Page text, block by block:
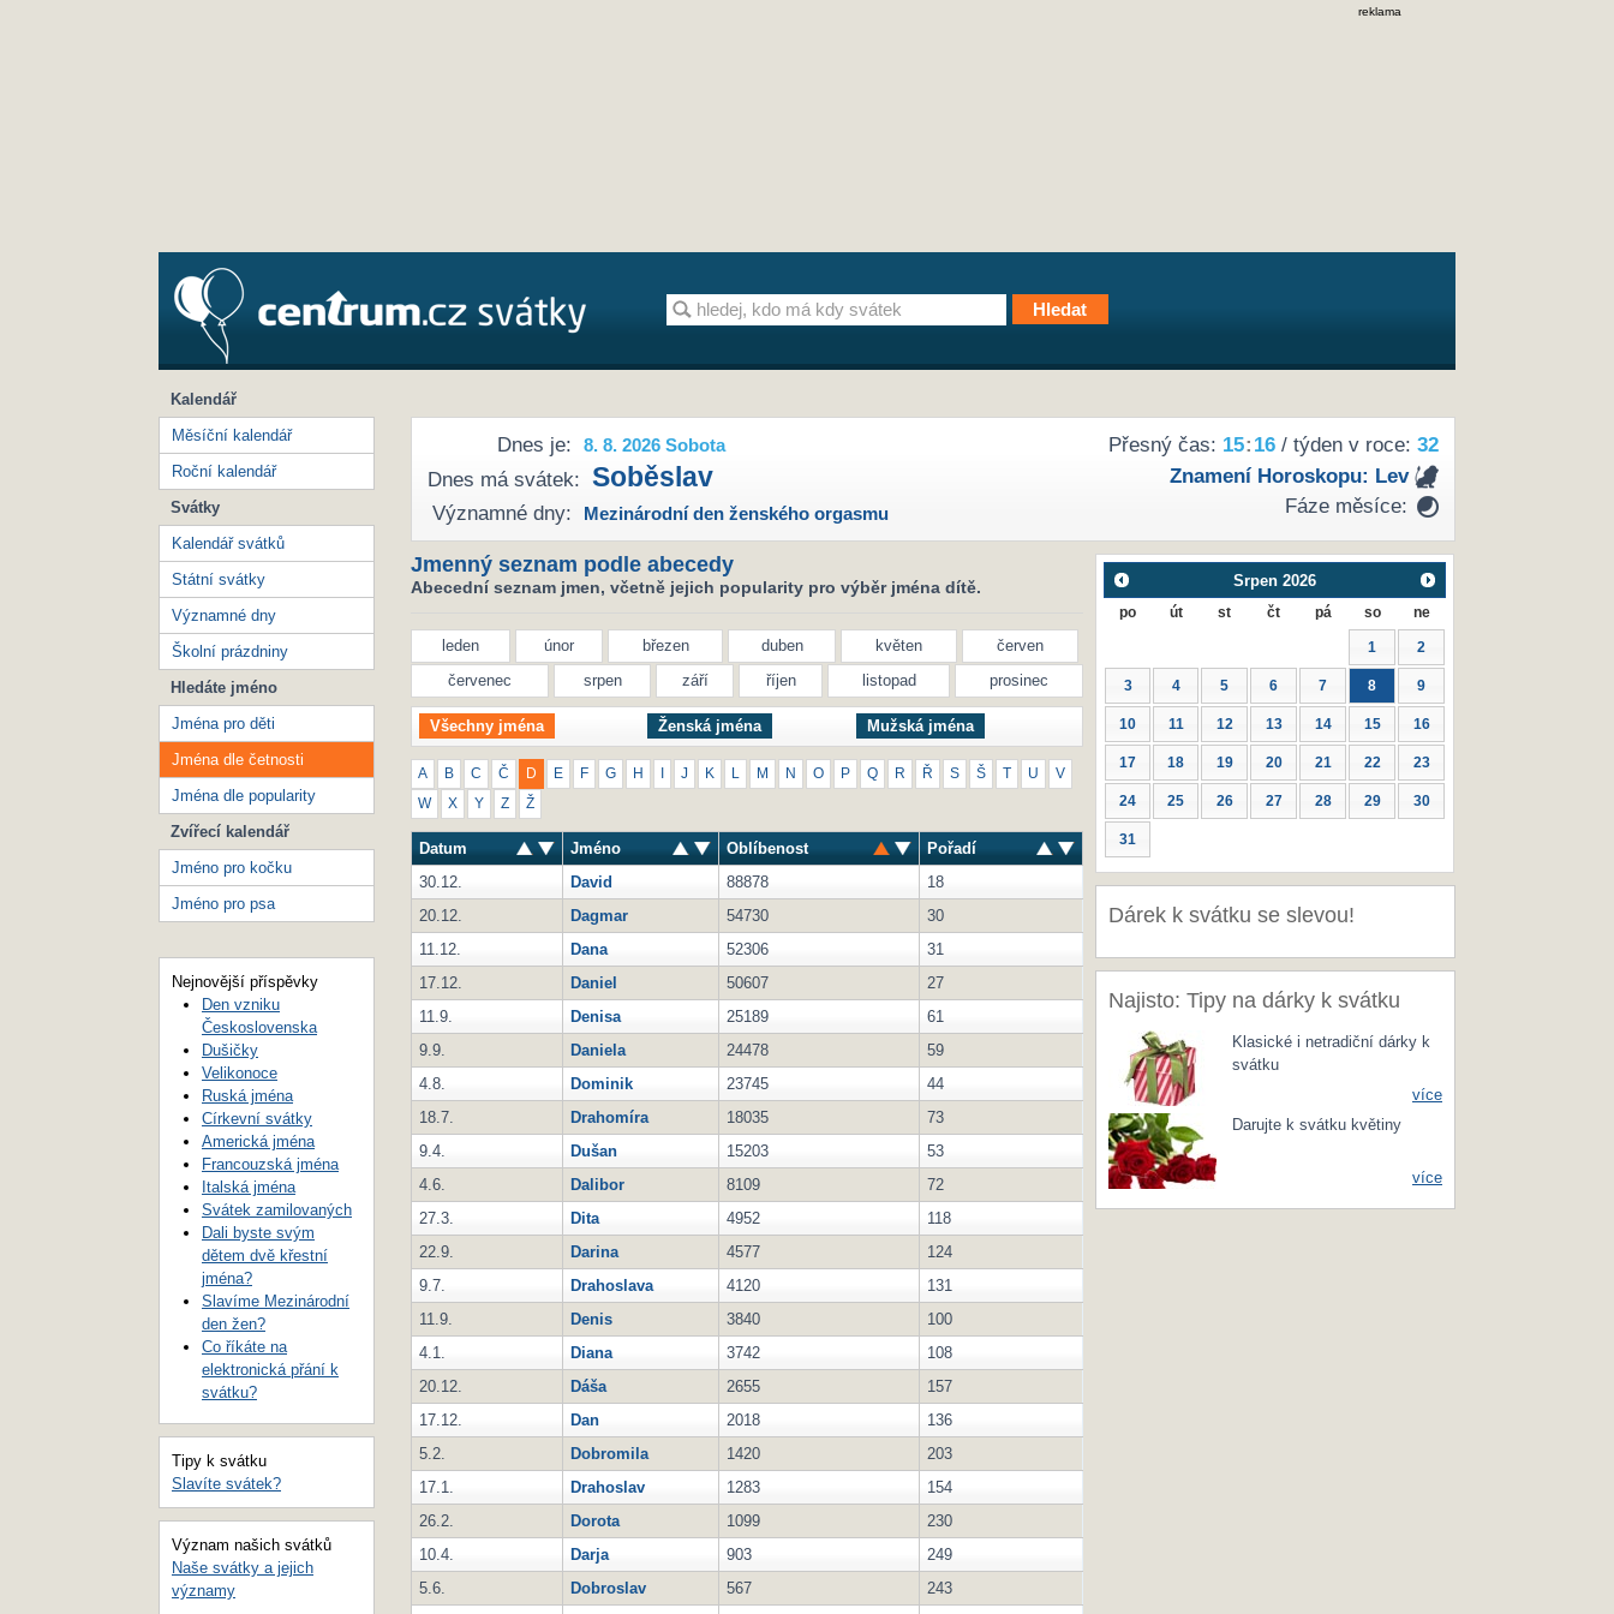
reklama
Přesný čas: 15: 16/ týden v roce: 32
Znamení Horoskopu: Lev
Fáze měsíce:
Dnes je: 8. 8. 2026 Sobota
Dnes má svátek: Soběslav
Významné dny: Mezinárodní den ženského orgasmu
Jmenný seznam podle abecedy
Abecední seznam jmen, včetně jejich popularity pro výběr jména dítě.
leden únor březen duben květen
červen
červenec
srpen září říjen listopad prosinec
Všechny jména Ženská jména Mužská jména
A B C Č D E F G H J K M N O P Q R Ř S Š T U V
W X Y Z Ž
Datum Jméno Oblíbenost
Pořadí
30.12.
David 88878
18
20.12.
Dagmar 54730
30
11.12.
Dana 52306
31
17.12.
Daniel 50607
27
11.9.
Denisa 25189
61
9.9.
Daniela 24478
59
4.8.
Dominik 23745
44
18.7.
Drahomíra 18035
73
9.4.
Dušan 15203
53
4.6.
Dalibor 8109
72
27.3.
Dita 4952
118
22.9.
Darina 4577
124
9.7.
Drahoslava 4120
131
11.9.
Denis 3840
100
4.1.
Diana 3742
108
20.12.
Dáša 2655
157
17.12.
Dan 2018
136
5.2.
Dobromila 1420
203
17.1.
Drahoslav 1283
154
26.2.
Dorota 1099
230
10.4.
Darja 903
249
5.6.
Dobroslav 567
243
Srpen 2026
po út st čt pá so ne
1 2
3 4 5 6 7 8 9
10 11 12 13 14 15 16
17 18 19 20 21 22 23
24 25 26 27 28 29 30
31
Dárek k svátku se slevou!
Najisto: Tipy na dárky k svátku
Klasické i netradiční dárky k
svátku
více
Darujte k svátku květiny
více
Kalendář
Měsíční kalendář
Roční kalendář
Svátky
Kalendář svátků
Státní svátky
Významné dny
Školní prázdniny
Hledáte jméno
Jména pro děti
Jména dle četnosti
Jména dle popularity
Zvířecí kalendář
Jméno pro kočku
Jméno pro psa
Nejnovější příspěvky
Den vzniku
Československa
Dušičky
Velikonoce
Ruská jména
Církevní svátky
Americká jména
Francouzská jména
Italská jména
Svátek zamilovaných
Dali byste svým
dětem dvě křestní
jména?
Slavíme Mezinárodní
den žen?
Co říkáte na
elektronická přání k
svátku?
Tipy k svátku
Slavíte svátek?
Význam našich svátků
Naše svátky a jejich
významy